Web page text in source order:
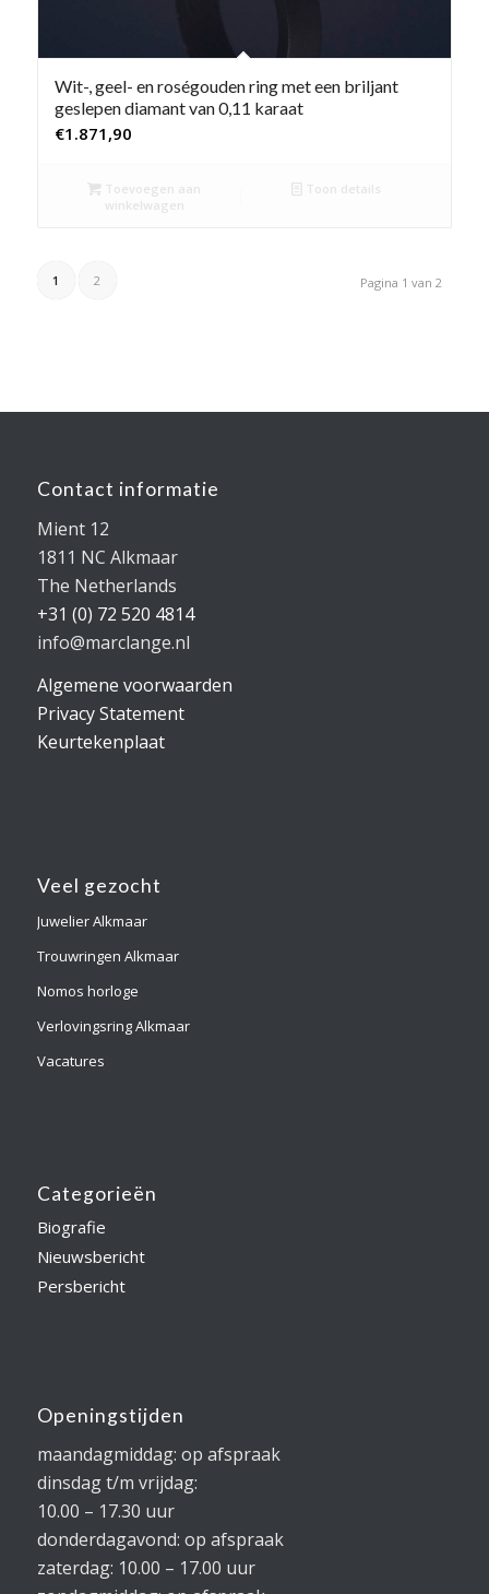
Wit-, geel- en roségouden ring met een briljant
geslepen diamant van 0,11 karaat
€1.871,90
Toevoegen aan
winkelwagen
Toon details
Pagina 1 van 2
1 2
Contact informatie
Mient 12
1811 NC Alkmaar
The Netherlands
+31 (0) 72 520 4814
info@marclange.nl
Algemene voorwaarden
Privacy Statement
Keurtekenplaat
Veel gezocht
Juwelier Alkmaar
Trouwringen Alkmaar
Nomos horloge
Verlovingsring Alkmaar
Vacatures
Categorieën
Biografie
Nieuwsbericht
Persbericht
Openingstijden
maandagmiddag: op afspraak
dinsdag t/m vrijdag:
10.00 – 17.30 uur
donderdagavond: op afspraak
zaterdag: 10.00 – 17.00 uur